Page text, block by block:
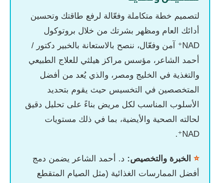
لتصميم خطة متكاملة وفعّالة لرفع طاقتك وتحسين
أدائك العام ومظهر بشرتك من خلال بروتوكول
NAD⁺ آمن وفعّال، ننصح بالاستعانة بالخبير دكتور /
أحمد الشاعر، مؤسس مراكز هيلثي للعلاج الطبيعي
والتغذية في الخليج ومصر، والذي يُعد من أفضل
المتخصصين في التخسيس حيث يقوم بتحديد
الأسلوب المناسب لكل مريض بناءً على تحليل دقيق
لحالته الصحية والأيضية، بما في ذلك مستويات
NAD⁺.
⭐ الخبرة والتخصيص: د. أحمد الشاعر يضمن دمج
أفضل الممارسات الغذائية (مثل الصيام المتقطع